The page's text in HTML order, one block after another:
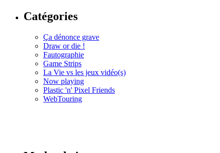
Catégories
Ça dénonce grave
Draw or die !
Fautographie
Game Strips
La Vie vs les jeux vidéo(s)
Now playing
Plastic 'n' Pixel Friends
WebTouring